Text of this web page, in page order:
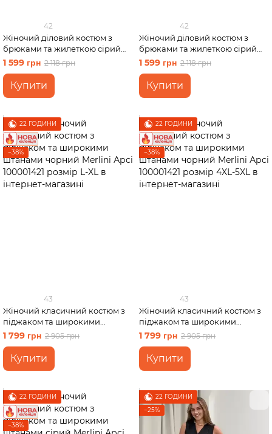
42
Жіночий діловий костюм з
брюками та жилеткою сірий
Merlini Венто 100001462 розмір
1 599 грн 2 118 грн
Купити
42
Жіночий діловий костюм з
брюками та жилеткою сірий
Merlini Венто 100001462 розмір
2XL-3XL
1 599 грн 2 118 грн
Купити
22 ГОДИНИ
−38%
43
Жіночий класичний костюм з
піджаком та широкими
штанами чорний Merlini Арсі
100001421 розмір L-XL
1 799 грн 2 905 грн
Купити
22 ГОДИНИ
−38%
43
Жіночий класичний костюм з
піджаком та широкими
штанами чорний Merlini Арсі
100001421 розмір 4XL-5XL
1 799 грн 2 905 грн
Купити
22 ГОДИНИ
−38%
22 ГОДИНИ
−25%